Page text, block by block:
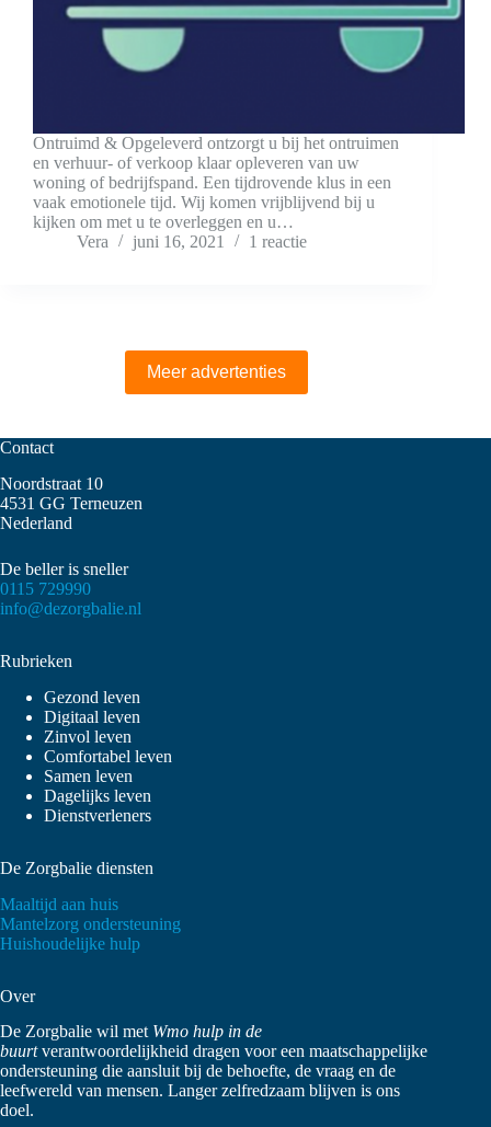
Ontruimd & Opgeleverd ontzorgt u bij het ontruimen
en verhuur- of verkoop klaar opleveren van uw
woning of bedrijfspand. Een tijdrovende klus in een
vaak emotionele tijd. Wij komen vrijblijvend bij u
kijken om met u te overleggen en u…
Vera
juni 16, 2021 1 reactie
Meer advertenties
Contact
Noordstraat 10
4531 GG Terneuzen
Nederland
De beller is sneller
0115 729990
info@dezorgbalie.nl
Rubrieken
Gezond leven
Digitaal leven
Zinvol leven
Comfortabel leven
Samen leven
Dagelijks leven
Dienstverleners
De Zorgbalie diensten
Maaltijd aan huis
Mantelzorg ondersteuning
Huishoudelijke hulp
Over
De Zorgbalie wil met Wmo hulp in de
buurtverantwoordelijkheid dragen voor een maatschappelijke
ondersteuning die aansluit bij de behoefte, de vraag en de
leefwereld van mensen. Langer zelfredzaam blijven is ons
doel.